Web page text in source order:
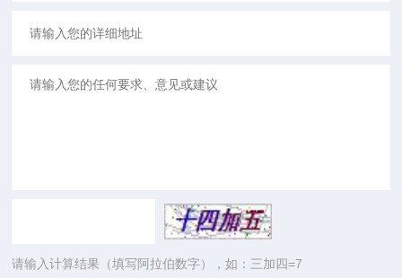
请输入计算结果（填写阿拉伯数字），如：三加四=7